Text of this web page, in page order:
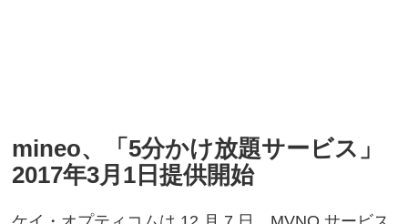
mineo、「5分かけ放題サービス」
2017年3月1日提供開始